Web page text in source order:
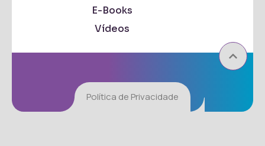
E-Books
Vídeos
Política de Privacidade